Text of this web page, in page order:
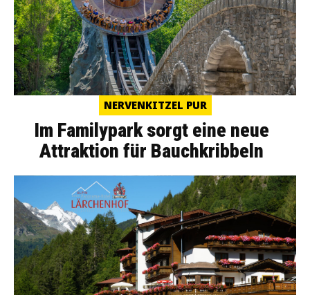
NERVENKITZEL PUR
Im Familypark sorgt eine neue
Attraktion für Bauchkribbeln